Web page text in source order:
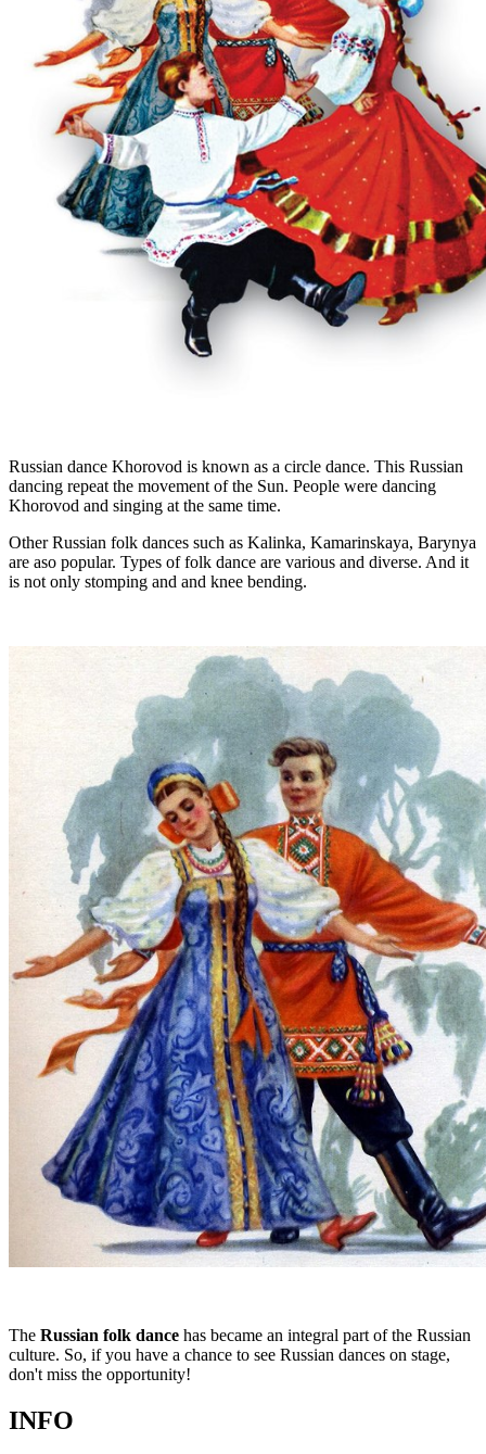
Russian dance Khorovod is known as a circle dance. This Russian
dancing repeat the movement of the Sun. People were dancing
Khorovod and singing at the same time.
Other Russian folk dances such as Kalinka, Kamarinskaya, Barynya
are aso popular. Types of folk dance are various and diverse. And it
is not only stomping and and knee bending.
The Russian folk dance has became an integral part of the Russian
culture. So, if you have a chance to see Russian dances on stage,
don't miss the opportunity!
INFO